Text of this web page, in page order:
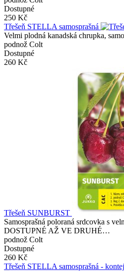
Dostupné
250 Kč
Třešeň STELLA samosprašná
Velmi plodná kanadská chrupka,
podnož Colt
Dostupné
260 Kč
Třešeň SUNBURST
Samosprašná poloraná srdcovka s
DOSTUPNÉ AŽ VE DRUHÉ…
podnož Colt
Dostupné
260 Kč
Třešeň STELLA samosprašná -